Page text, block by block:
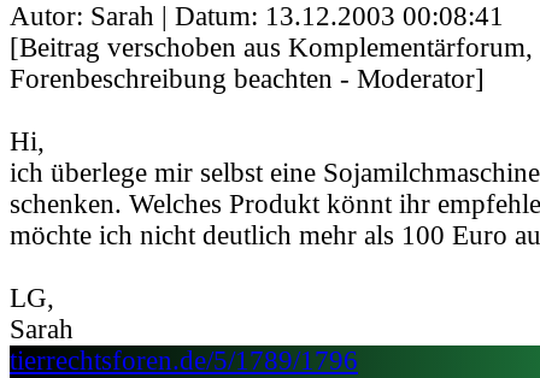
Autor: Sarah | Datum: 13.12.2003 00:08:41
[Beitrag verschoben aus Komplementärforum,
Forenbeschreibung beachten - Moderator]
Hi,
ich überlege mir selbst eine
schenken. Welches Produkt könnt ihr
möchte ich nicht deutlich mehr als 100 Euro
LG,
Sarah
tierrechtsforen.de/5/1789/1796